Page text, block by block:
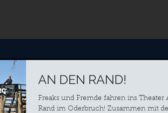
AN DEN RAND!
Freaks und Fremde fahren ins Theater
Rand im Oderbruch! Zusammen mit